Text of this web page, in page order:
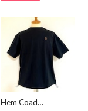
Hem Coad